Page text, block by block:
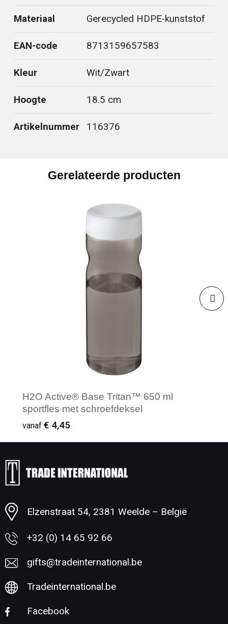
Materiaal Gerecycled HDPE-kunststof
EAN-code 8713159657583
Kleur Wit/Zwart
Hoogte 18.5 cm
Artikelnummer 116376
Gerelateerde producten
H2O Active® Base Tritan™ 650 ml
sportfles met schroefdeksel
vanaf € 4,45
Minimale afname: 50
Elzenstraat 54, 2381 Weelde – België
+32 (0) 14 65 92 66
gifts@tradeinternational.be
Tradeinternational.be
Facebook